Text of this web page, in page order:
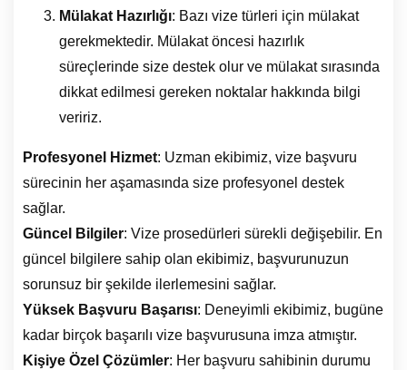
Mülakat Hazırlığı: Bazı vize türleri için mülakat
gerekmektedir. Mülakat öncesi hazırlık
süreçlerinde size destek olur ve mülakat sırasında
dikkat edilmesi gereken noktalar hakkında bilgi
veririz.
Profesyonel Hizmet: Uzman ekibimiz, vize başvuru
sürecinin her aşamasında size profesyonel destek
sağlar.
Güncel Bilgiler: Vize prosedürleri sürekli değişebilir. En
güncel bilgilere sahip olan ekibimiz, başvurunuzun
sorunsuz bir şekilde ilerlemesini sağlar.
Yüksek Başvuru Başarısı: Deneyimli ekibimiz, bugüne
kadar birçok başarılı vize başvurusuna imza atmıştır.
Kişiye Özel Çözümler: Her başvuru sahibinin durumu